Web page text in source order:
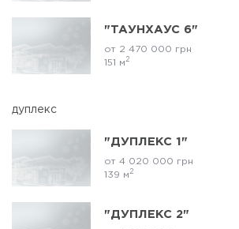
"ТАУНХАУС 6"
от 2 470 000 грн
151 м 2
дуплекс
"ДУПЛЕКС 1"
от 4 020 000 грн
139 м 2
"ДУПЛЕКС 2"